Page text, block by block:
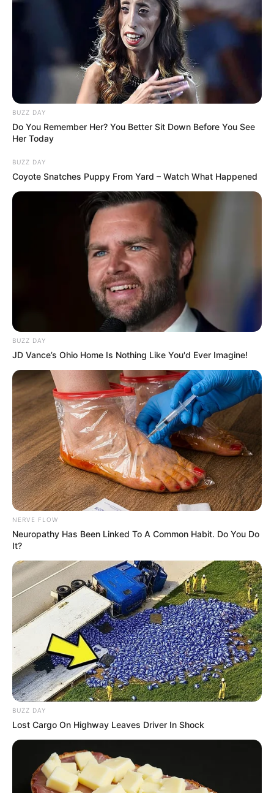
BUZZ DAY
Do You Remember Her? You Better Sit Down Before You See
Her Today
BUZZ DAY
Coyote Snatches Puppy From Yard – Watch What Happened
BUZZ DAY
JD Vance’s Ohio Home Is Nothing Like You'd Ever Imagine!
NERVE FLOW
Neuropathy Has Been Linked To A Common Habit. Do You Do
It?
BUZZ DAY
Lost Cargo On Highway Leaves Driver In Shock